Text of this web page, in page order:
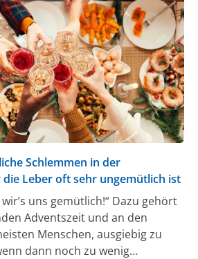
Schlemmen in der
Leber oft sehr ungemütlich ist
uns gemütlich!“ Dazu gehört
Adventszeit und an den
Menschen, ausgiebig zu
dann noch zu wenig